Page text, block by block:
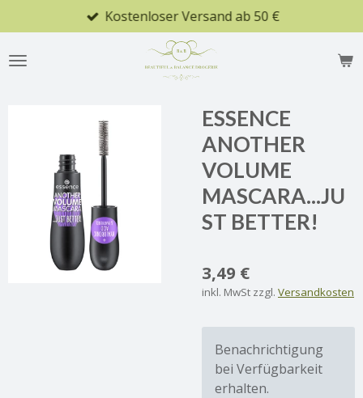
Hauptinhalt
springen
Kostenloser Versand ab 50 €
ESSENCE
ANOTHER
VOLUME
MASCARA...JU
ST BETTER!
3,49 €
inkl. MwSt zzgl. Versandkosten
Benachrichtigung
bei Verfügbarkeit
erhalten.